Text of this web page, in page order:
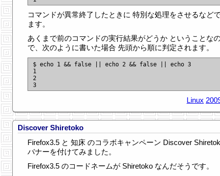
コマンドが異常終了したときに 特別な処理をさせるなど
ます。
あくまで前のコマンドの実行結果がどうか ということな
で、次のように書いた場合 先頭から順に判定されます。
$ echo 1 && false || echo 2 && false || echo 3
1
2
Linux
Discover Shiretoko
Firefox3.5 と 知床 のコラボキャンペーン Discover
バナーを付けてみました。
Firefox3.5 のコードネームが Shiretoko なんだそうです。